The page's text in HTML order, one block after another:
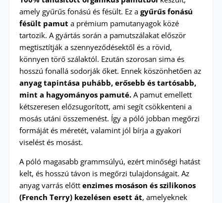
amely gyűrűs fonású és fésült. Ez a gyűrűs fonású
fésült pamut a prémium pamutanyagok közé
tartozik. A gyártás során a pamutszálakat először
megtisztítják a szennyeződésektől és a rövid,
könnyen törő szálaktól. Ezután szorosan sima és
hosszú fonallá sodorják őket. Ennek köszönhetően az
anyag tapintása puhább, erősebb és tartósabb,
mint a hagyományos pamuté.A pamut emellett
kétszeresen előzsugorított, ami segít csökkenteni a
mosás utáni összemenést. Így a póló jobban megőrzi
formáját és méretét, valamint jól bírja a gyakori
viselést és mosást.
A póló magasabb grammsúlyú, ezért minőségi hatást
kelt, és hosszú távon is megőrzi tulajdonságait. Az
anyag varrás előtt enzimes mosáson és szilikonos
(French Terry) kezelésen esett át, amelyeknek